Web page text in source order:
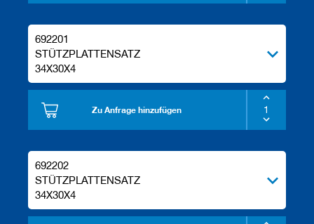
692201
STÜTZPLATTENSATZ
34X30X4
Zu Anfrage hinzufügen
692202
STÜTZPLATTENSATZ
34X30X4